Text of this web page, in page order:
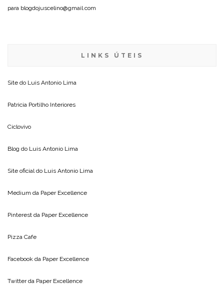
para blogdojuscelino@gmail.com
LINKS ÚTEIS
Site do Luis Antonio Lima
Patricia Portilho Interiores
Ciclovivo
Blog do Luis Antonio Lima
Site oficial do Luis Antonio Lima
Medium da Paper Excellence
Pinterest da Paper Excellence
Pizza Cafe
Facebook da Paper Excellence
Twitter da Paper Excellence